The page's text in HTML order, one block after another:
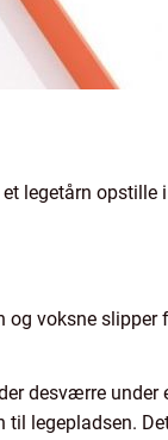
legetårn opstille i
og voksne slipper
desværre under
til legepladsen.